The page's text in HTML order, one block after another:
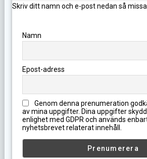
Skriv ditt namn och e-post nedan så
Namn
Epost-adress
Genom denna prenumeration
av mina uppgifter. Dina uppgifter
enlighet med GDPR och används
nyhetsbrevet relaterat innehåll.